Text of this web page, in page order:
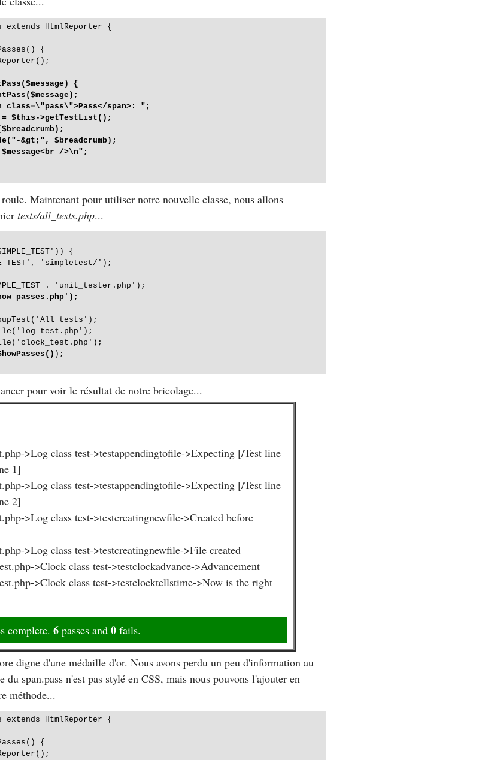
extends HtmlReporter {
{
{
class=\"pass\">Pass</span>: ";
$this->getTestList();
&gt;", $breadcrumb);
/>\n";
Maintenant pour utiliser notre nouvelle classe, nous allons
tests/all_tests.php...
{
'simpletest/');
. 'unit_tester.php');
tests');
);
pour voir le résultat de notre bricolage...
>Log class test->testappendingtofile->Expecting [/Test line
1]
>Log class test->testappendingtofile->Expecting [/Test line
2]
>Log class test->testcreatingnewfile->Created before
>Log class test->testcreatingnewfile->File created
>Clock class test->testclockadvance->Advancement
>Clock class test->testclocktellstime->Now is the right
complete. 6 passes and 0 fails.
digne d'une médaille d'or. Nous avons perdu un peu d'information au
du span.pass n'est pas stylé en CSS, mais nous pouvons l'ajouter en
méthode...
extends HtmlReporter {
{